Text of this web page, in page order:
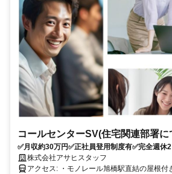
コールセンターSV(住宅関連部署に
✅月収約30万円✅正社員登用制度有✅完全週休
上 株式会社アサヒスタッフ
アクセス: ・モノレール旭橋駅直結の屋根付きデッキで雨に濡れずに